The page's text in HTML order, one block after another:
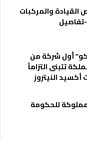
القيادة والمركبات
-تفاصيل
أول شركة من
تتبنى التزاماً
النيتروز
للحكومة